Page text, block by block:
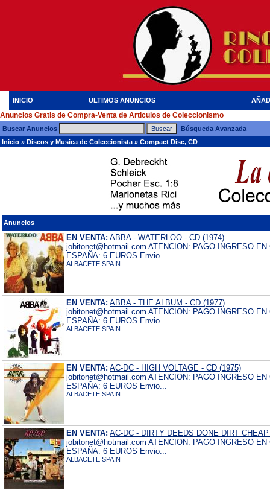
INICIO ULTIMOS ANUNCIOS
Anuncios Gratis de Compra-Venta de Articulos de Coleccionismo
Buscar Anuncios
Búsqueda Avanzada
Inicio » Discos y Musica de Coleccionista » Compact Disc, CD
Anuncios
EN VENTA: ABBA - WATERLOO - CD (1974)
jobitonet@hotmail.com ATENCION: PAGO INGRESO
ESPAÑA: 6 EUROS Envio...
ALBACETE SPAIN
EN VENTA: ABBA - THE ALBUM - CD (1977)
jobitonet@hotmail.com ATENCION: PAGO INGRESO
ESPAÑA: 6 EUROS Envio...
ALBACETE SPAIN
EN VENTA: AC-DC - HIGH VOLTAGE - CD (1975)
jobitonet@hotmail.com ATENCION: PAGO INGRESO
ESPAÑA: 6 EUROS Envio...
ALBACETE SPAIN
EN VENTA: AC-DC - DIRTY DEEDS DONE DIRT
jobitonet@hotmail.com ATENCION: PAGO INGRESO
ESPAÑA: 6 EUROS Envio...
ALBACETE SPAIN